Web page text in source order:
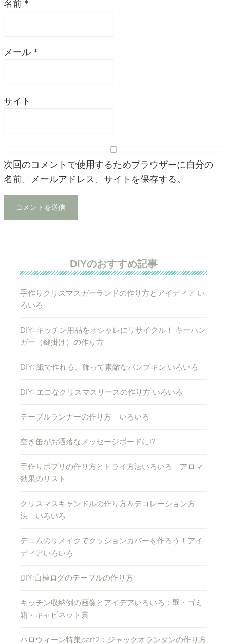
名前 *
メール *
サイト
次回のコメントで使用するためブラウザーに自分の
名前、メールアドレス、サイトを保存する。
DIYのおすすめ記事
手作りクリスマスガーランドの作り方とアイディア い
ろいろ
DIY: キッチン用品をオシャレにリサイクル！ キーハン
ガー（鍵掛け）の作り方
DIY: 紙で作れる、飾って素敵なパンプキン いろいろ
DIY: エコなクリスマスリースの作り方 いろいろ
テーブルランナーの作り方 いろいろ
空き缶がお洒落なメッセージボードに!?
手作りポプリの作り方とドライ方法いろいろ アロマ
効果のリスト
クリスマスキャンドルの作り方＆デコレーション方
法 いろいろ
デニムのリメイクでクッションカバーを作ろう！アイ
ディアいろいろ
DIY:白樺ログのテーブルの作り方
キッチン収納例の画像とアイデアいろいろ：壁・ゴミ
箱・キャビネット裏
ハロウィーン特集part2：ジャックオランタンの作り方